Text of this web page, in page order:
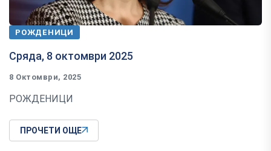
РОЖДЕНИЦИ
Сряда, 8 октомври 2025
8 Октомври, 2025
РОЖДЕНИЦИ
ПРОЧЕТИ ОЩЕ